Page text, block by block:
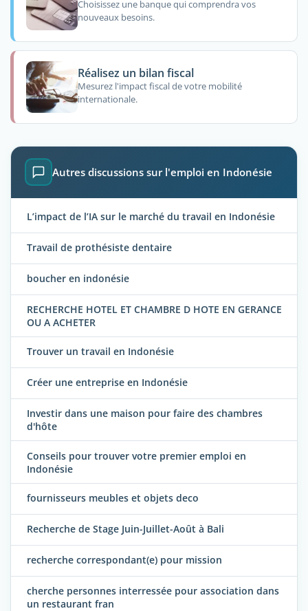
Choisissez une banque qui comprendra vos
nouveaux besoins.
Réalisez un bilan fiscal
Mesurez l'impact fiscal de votre mobilité
internationale.
Autres discussions sur l'emploi en Indonésie
L’impact de l’IA sur le marché du travail en Indonésie
Travail de prothésiste dentaire
boucher en indonésie
RECHERCHE HOTEL ET CHAMBRE D HOTE EN GERANCE
OU A ACHETER
Trouver un travail en Indonésie
Créer une entreprise en Indonésie
Investir dans une maison pour faire des chambres
d'hôte
Conseils pour trouver votre premier emploi en
Indonésie
fournisseurs meubles et objets deco
Recherche de Stage Juin-Juillet-Août à Bali
recherche correspondant(e) pour mission
cherche personnes interressée pour association dans
un restaurant fran